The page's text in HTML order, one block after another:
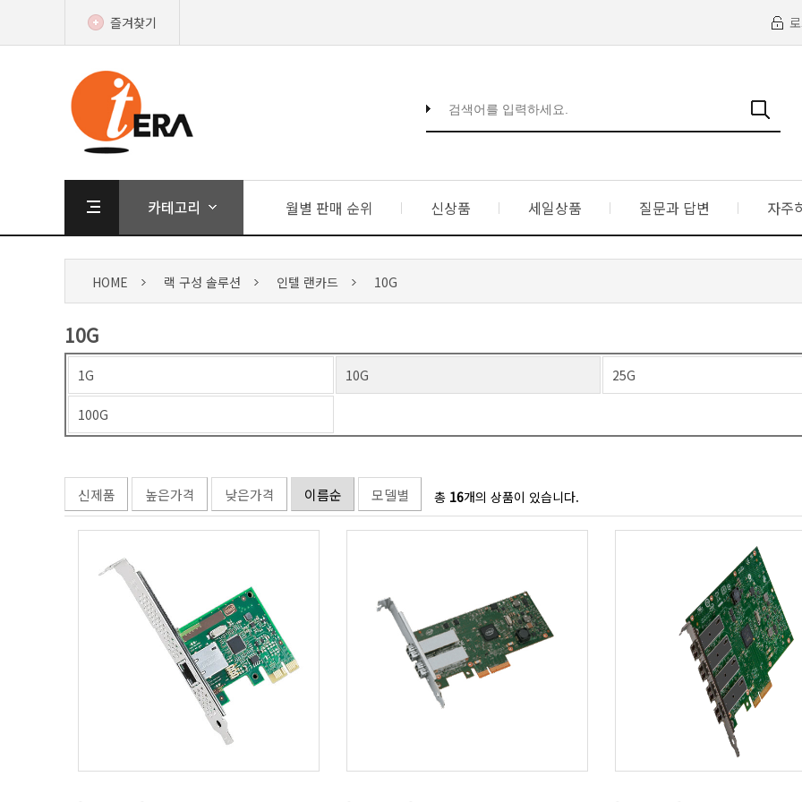
즐겨찾기
월별 판매 순위 신상품 세일상품 질문과 답변 자주
HOME 랙 구성 솔루션 인텔 랜카드 10G
10G
1G 10G 25G
100G
신제품 높은가격 낮은가격 이름순 모델별 총 16개의 상품이 있습니다.